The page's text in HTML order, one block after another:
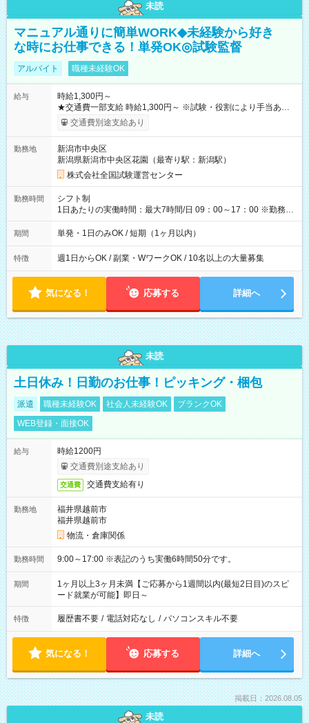
未読
マニュアル通りに簡単WORK◆未経験から好き
な時にお仕事できる！単発OK◎試験監督
アルバイト 職種未経験OK
給与
時給1,300円～
★交通費一部支給 時給1,300円～ ※試験・役割により手当あり
※勤務回数により昇給あり 【即給（前払い）オプションあ
り！】 希望される場合、勤務から1週間ほどで給与の一部を受け
例】 ・河合塾模擬試験 8:30～17:30（休憩1時間） 時給1,300円
×8時間＝日収10,400円＋交通費 ※当日の役割により時給＋100
円の場合あり ・国家試験 7:00～13:30（休憩なし） 時給1,300
円（役割手当＋100円）×6時間＝日収8,400円＋交通費 【試用期
間】試用期間なし
交通費別途支給あり
勤務地
新潟市中央区
新潟県新潟市中央区花園（最寄り駅：新潟駅）
株式会社全国試験運営センター
勤務時間
シフト制
1日あたりの実働時間：最大7時間/日 09：00～17：00 ※勤務時
間は 試験により異なります。
期間 単発・1日のみOK / 短期（1ヶ月以内）
特徴 週1日からOK / 副業・WワークOK / 10名以上の大量募集
気になる！ 応募する 詳細へ
未読
土日休み！日勤のお仕事！ピッキング・梱包
派遣 職種未経験OK 社会人未経験OK
ブランクOK
WEB登録・面接OK
給与
時給1200円
交通費別途支給あり
交通費 交通費支給有り
勤務地
福井県越前市
福井県越前市
物流・倉庫関係
勤務時間 9:00～17:00 ※表記のうち実働6時間50分です。
期間
1ヶ月以上3ヶ月未満【ご応募から1週間以内(最短2日目)のスピ
ード就業が可能】即日～
特徴 履歴書不要 / 電話対応なし / パソコンスキル不要
気になる！ 応募する 詳細へ
掲載日：2026.08.05
未読